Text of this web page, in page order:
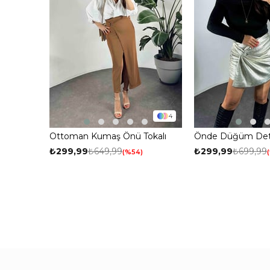
4
Ottoman Kumaş Önü Tokalı
Etek Kahverengi
₺299,99₺649,99 %54
Önde Düğüm
Mini Kadın Şort
₺299,99₺699,99